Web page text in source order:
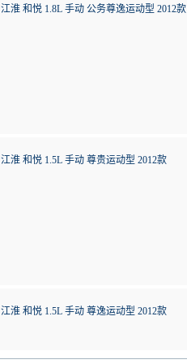
江淮 和悦 1.8L 手动 公务尊逸运动型 2012款
江淮 和悦 1.5L 手动 尊贵运动型 2012款
江淮 和悦 1.5L 手动 尊逸运动型 2012款